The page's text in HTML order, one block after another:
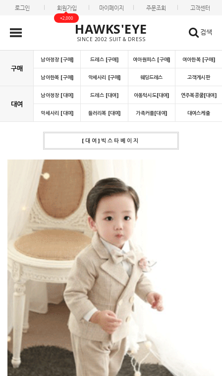
로그인 회원가입
+2,000
마이페이지 주문조회 고객센터
HAWKS'EYE
SINCE 2002 SUIT & DRESS
검색
구매
남아정장 [구매] 드레스 [구매] 여아원피스 [구매] 여아한복 [구매]
남아한복 [구매] 악세사리 [구매] 웨딩드레스 고객게시판
대여
남아정장 [대여] 드레스 [대여] 아동턱시도[대여] 연주복콩쿨[대여]
악세사리 [대여] 들러리복 [대여] 가족커플[대여] 대여스케쥴
[대여]빅스타베이지